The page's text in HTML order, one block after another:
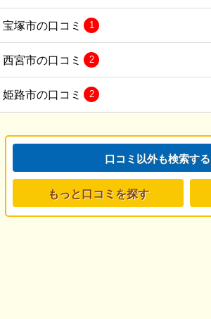
宝塚市の口コミ 1
西宮市の口コミ 2
姫路市の口コミ 2
口コミ以外も検索する
もっと口コミを探す